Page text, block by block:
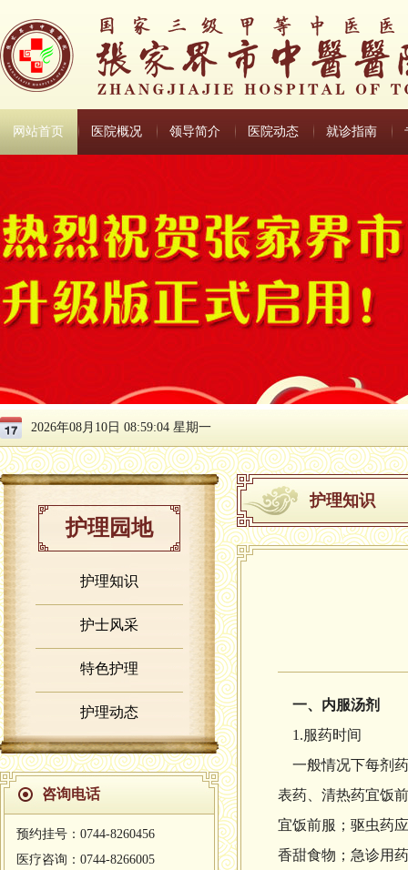
网站首页 医院概况 领导简介 医院动态 就诊指南
2026年08月10日 08:59:05 星期一
护理园地
护理知识
护士风采
特色护理
护理动态
咨询电话
预约挂号：0744-8260456
医疗咨询：0744-8266005
护理知识
一、内服汤剂
1.服药时间
一般情况下每剂
表药、清热药宜饭
宜饭前服；驱虫药
香甜食物；急诊用